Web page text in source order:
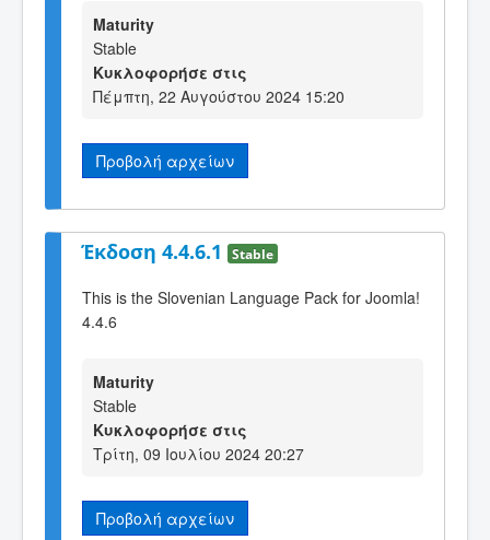
Maturity
Stable
Κυκλοφορήσε στις
Πέμπτη, 22 Αυγούστου 2024 15:20
Προβολή αρχείων
Έκδοση 4.4.6.1 Stable
This is the Slovenian Language Pack for Joomla!
4.4.6
Maturity
Stable
Κυκλοφορήσε στις
Τρίτη, 09 Ιουλίου 2024 20:27
Προβολή αρχείων